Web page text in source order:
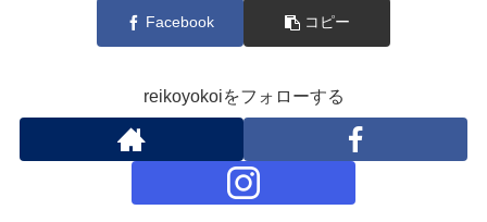
Facebook コピー
reikoyokoiをフォローする